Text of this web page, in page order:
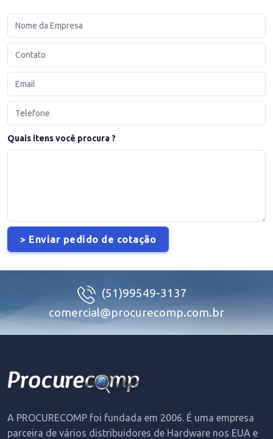
Quais itens você procura ?
(51)99549-3137
comercial@procurecomp.com.br
A PROCURECOMP foi fundada em 2006. É uma empresa
parceira de vários distribuidores de Hardware nos EUA e